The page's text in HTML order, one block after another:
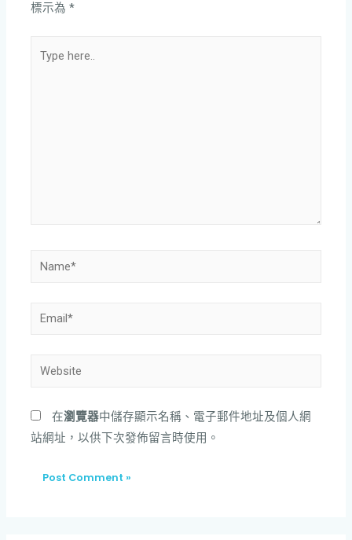
標示為*
在瀏覽器中儲存顯示名稱、電子郵件地址及個人網
站網址，以供下次發佈留言時使用。